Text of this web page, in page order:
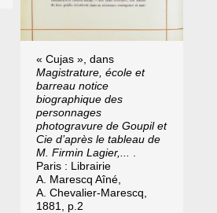
« Cujas », dans
Magistrature, école et
barreau notice
biographique des
personnages
photogravure de Goupil et
Cie d’après le tableau de
M. Firmin Lagier,...
Paris : Librairie
A. Marescq Aîné,
A. Chevalier-Marescq,
1881, p.2